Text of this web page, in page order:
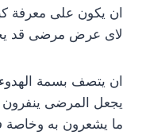
ان يكون على معرفة
لاى عرض مرضى قد
ان يتصف بسمة الهدوء
يجعل المرضى ينفرون
ما يشعرون به